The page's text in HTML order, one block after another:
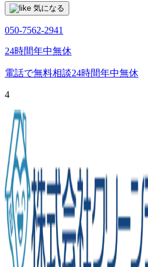
気になる
050-7562-2941
24時間年中無休
電話で無料相談24時間年中無休
4